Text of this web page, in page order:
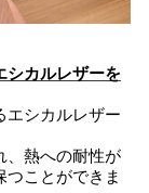
シカルレザーを
エシカルレザー
、熱への耐性が
ことができま